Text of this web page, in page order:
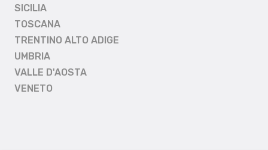
SICILIA
TOSCANA
TRENTINO ALTO ADIGE
UMBRIA
VALLE D'AOSTA
VENETO